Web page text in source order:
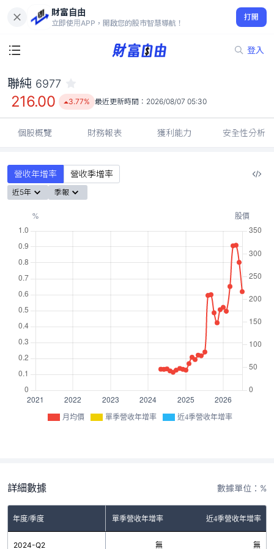
財富自由
立即使用APP，開啟您的股市智慧導航！
打開
登入
216.00
3.77%
聯純 6977
216.00 3.77% 最近更新時間： 2026/08/07 05:30
個股概覽 財務報表 獲利能力 安全性分析
營收年增率 營收季增率
近5年 季報
月均價 單季營收年增率 近4季營收年增率
詳細數據 數據單位：%
年度/季度 單季營收年增率 近4季營收年增率
2024-Q2 無 無